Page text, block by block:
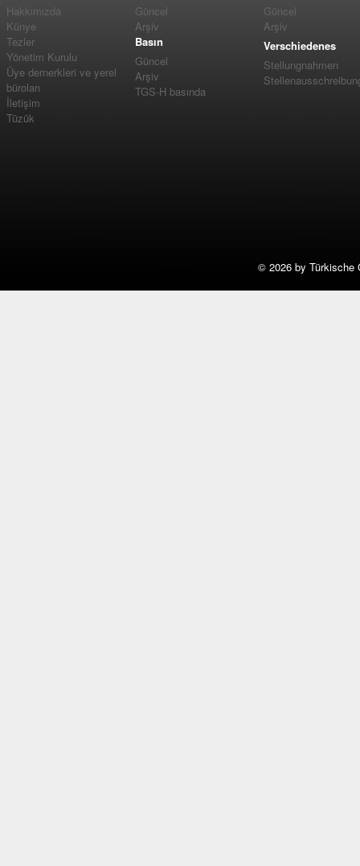
Hakkımızda
Künye
Tezler
Yönetim Kurulu
Üye dernerkleri ve yerel
büroları
İletişim
Tüzük
Güncel
Arşiv
Basın
Güncel
Arşiv
TGS-H basında
Güncel
Arşiv
Verschiedenes
Stellungnahmen
© 2026 by Türkische